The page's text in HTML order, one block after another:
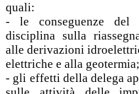
quali:
- le conseguenze del
disciplina sulla
alle derivazioni
elettriche e alla geotermia;
- gli effetti della delega